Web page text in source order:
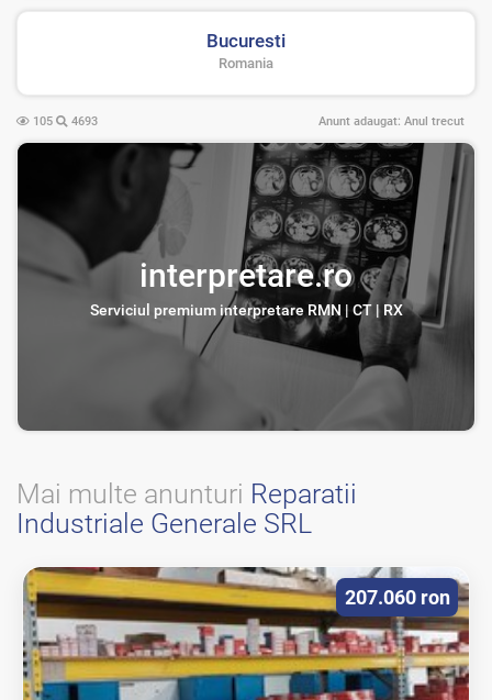
Bucuresti
Romania
105 4693 Anunt adaugat: Anul trecut
interpretare.ro
Serviciul premium interpretare RMN | CT | RX
Mai multe anunturi Reparatii
Industriale Generale SRL
207.060 ron